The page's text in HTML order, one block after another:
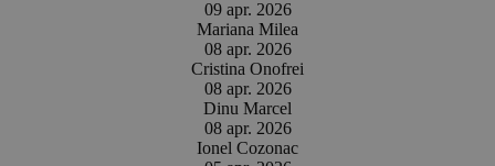
09 apr. 2026
Mariana Milea
08 apr. 2026
Cristina Onofrei
08 apr. 2026
Dinu Marcel
08 apr. 2026
Ionel Cozonac